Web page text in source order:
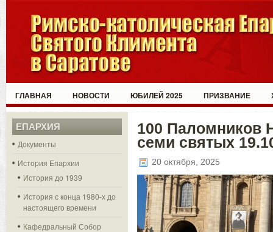
ГЛАВНАЯ НОВОСТИ ЮБИЛЕЙ 2025 ПРИЗВАНИЕ
ЕПАРХИЯ
Документы
История Епархии
История до 1939
История с конца 1980-х до
настоящего времени
Кафедральный Собор
100 Паломников
семи святых
20 октября, 2025